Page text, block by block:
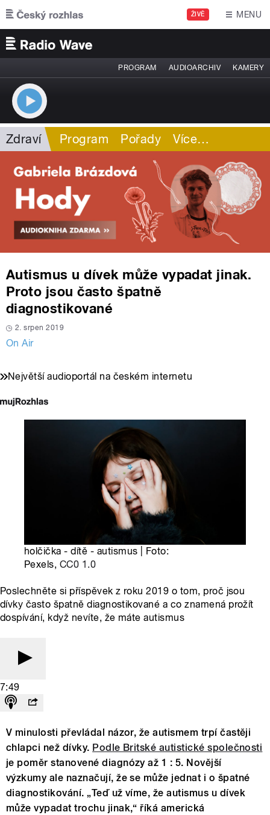
Přejít k hlavnímu obsahu
ŽIVĚ MENU
PROGRAM AUDIOARCHIV KAMERY
Zdraví Program Pořady Více…
Autismus u dívek může vypadat jinak.
Proto jsou často špatně
diagnostikované
2. srpen 2019
On Air
Největší audioportál na českém internetu
holčička - dítě - autismus | Foto:
Pexels, CC0 1.0
Poslechněte si příspěvek z roku 2019 o tom, proč jsou
dívky často špatně diagnostikované a co znamená prožít
dospívání, když nevíte, že máte autismus
7:49
V minulosti převládal názor, že autismem trpí častěji
chlapci než dívky. Podle Britské autistické společnosti
je poměr stanovené diagnózy až 1 : 5. Novější
výzkumy ale naznačují, že se může jednat i o špatné
diagnostikování. „Teď už víme, že autismus u dívek
může vypadat trochu jinak,“ říká americká